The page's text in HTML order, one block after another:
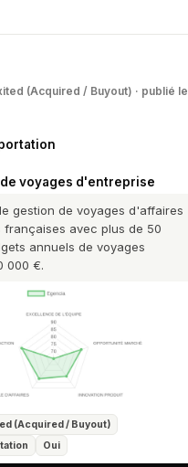
(Acquired / Buyout) · publié le
voyages d'entreprise
gestion de voyages d'affaires
françaises avec plus de 50
annuels de voyages
000 €.
(Acquired / Buyout)
Oui